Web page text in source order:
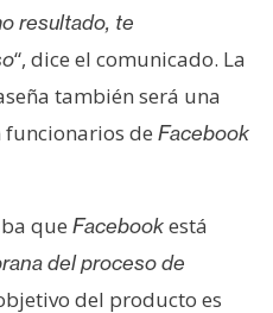
resultado, te
“, dice el comunicado. La
también será una
de Facebook
que Facebookestá
del proceso de
del producto es